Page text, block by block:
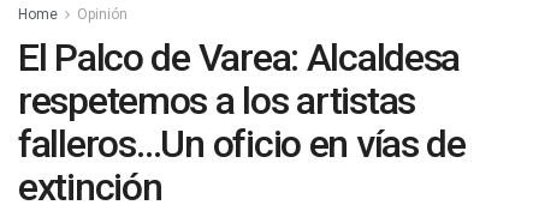
Home Opinión
El Palco de Varea: Alcaldesa
respetemos a los artistas
falleros…Un oficio en vías de
extinción